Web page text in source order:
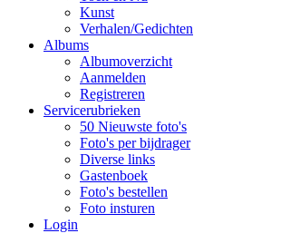
Kunst
Verhalen/Gedichten
Albums
Albumoverzicht
Aanmelden
Registreren
Servicerubrieken
50 Nieuwste foto's
Foto's per bijdrager
Diverse links
Gastenboek
Foto's bestellen
Foto insturen
Login